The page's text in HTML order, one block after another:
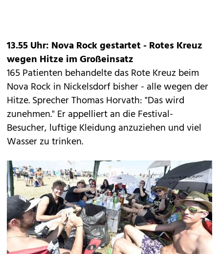
13.55 Uhr: Nova Rock gestartet - Rotes Kreuz
wegen Hitze im Großeinsatz
165 Patienten behandelte das Rote Kreuz beim
Nova Rock in Nickelsdorf bisher - alle wegen der
Hitze. Sprecher Thomas Horvath: "Das wird
zunehmen." Er appelliert an die Festival-
Besucher, luftige Kleidung anzuziehen und viel
Wasser zu trinken.